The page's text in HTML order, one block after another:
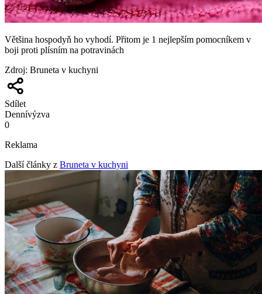
Většina hospodyň ho vyhodí. Přitom je 1 nejlepším pomocníkem v
boji proti plísním na potravinách
Zdroj: Bruneta v kuchyni
Sdílet
Dennívýzva
0
Reklama
Další články z Bruneta v kuchyni